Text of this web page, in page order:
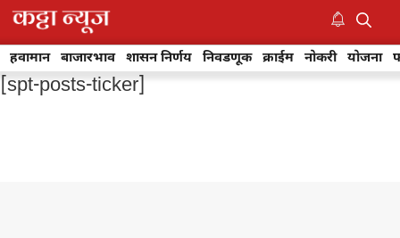
Skip
content
हवामान बाजारभाव शासन निर्णय निवडणूक क्राईम नोकरी योजना
[spt-posts-ticker]